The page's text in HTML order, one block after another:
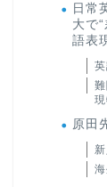
日常
大で
語表
原田